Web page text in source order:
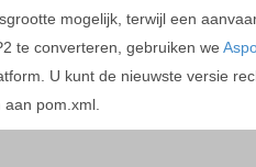
mogelijk, terwijl een
te converteren, gebruiken we
U kunt de nieuwste versie
pom.xml.